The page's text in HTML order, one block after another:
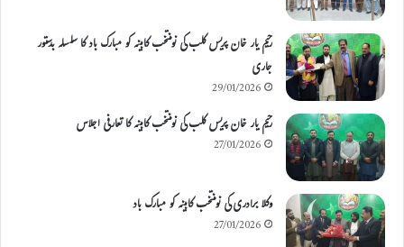
رحیم یار خان پریس کلب کی نومنتخب کابینہ کو مبارک باد کا سلسلہ بدستور
جاری
29/01/2026
رحیم یار خان پریس کلب کی نومنتخب کابینہ کا تعارفی اجلاس
27/01/2026
وکلا برادری کی نومنتخب کابینہ کو مبارک باد
27/01/2026